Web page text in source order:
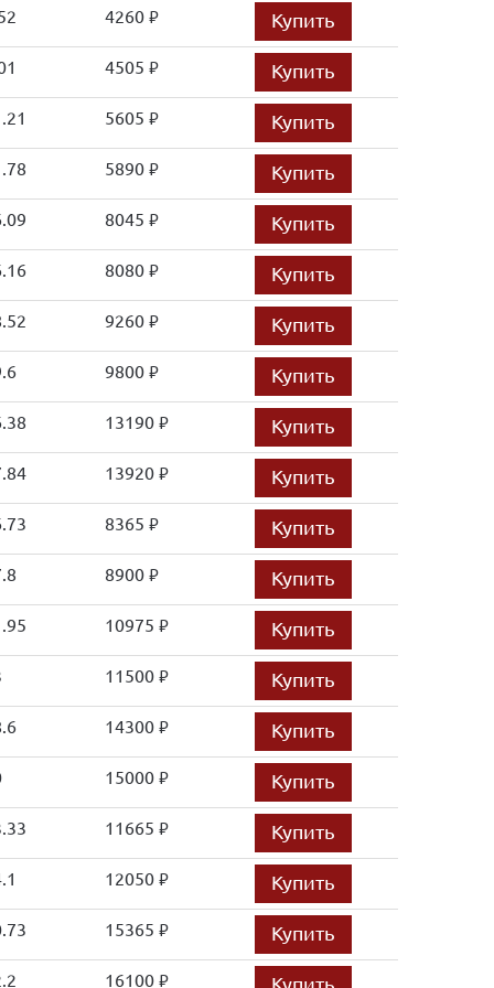
4260 руб. Купить
4505 руб. Купить
5605 руб. Купить
5890 руб. Купить
8045 руб. Купить
8080 руб. Купить
9260 руб. Купить
9800 руб. Купить
13190 руб. Купить
13920 руб. Купить
8365 руб. Купить
8900 руб. Купить
10975 руб. Купить
11500 руб. Купить
14300 руб. Купить
15000 руб. Купить
11665 руб. Купить
12050 руб. Купить
15365 руб. Купить
16100 руб. Купить